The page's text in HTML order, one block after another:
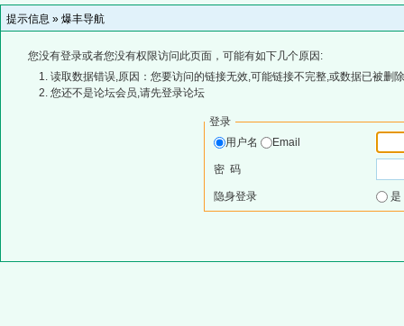
提示信息 » 爆丰导航
您没有登录或者您没有权限访问此页面，可能有如下几个原因:
读取数据错误,原因：您要访问的链接无效,可能链接不完整,或数据已被删
您还不是论坛会员,请先登录论坛
登录
用户名
Email
密 码
隐身登录